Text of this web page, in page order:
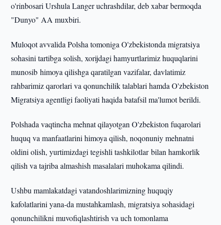
o'rinbosari Urshula Langer uchrashdilar, deb xabar bermoqda
"Dunyo" AA muxbiri.
Muloqot avvalida Polsha tomoniga O'zbekistonda migratsiya
sohasini tartibga solish, xorijdagi hamyurtlarimiz huquqlarini
munosib himoya qilishga qaratilgan vazifalar, davlatimiz
rahbarimiz qarorlari va qonunchilik talablari hamda O'zbekiston
Migratsiya agentligi faoliyati haqida batafsil ma'lumot berildi.
Polshada vaqtincha mehnat qilayotgan O'zbekiston fuqarolari
huquq va manfaatlarini himoya qilish, noqonuniy mehnatni
oldini olish, yurtimizdagi tegishli tashkilotlar bilan hamkorlik
qilish va tajriba almashish masalalari muhokama qilindi.
Ushbu mamlakatdagi vatandoshlarimizning huquqiy
kafolatlarini yana-da mustahkamlash, migratsiya sohasidagi
qonunchilikni muvofiqlashtirish va uch tomonlama